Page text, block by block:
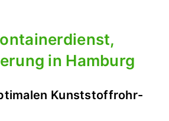
in Hamburg
Kunststoffrohr-